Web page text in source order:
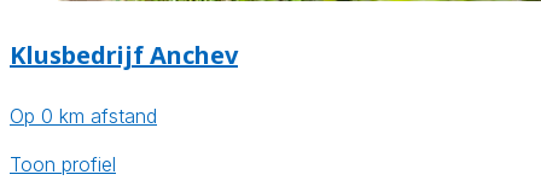
Klusbedrijf Anchev
Op 0 km afstand
Toon profiel